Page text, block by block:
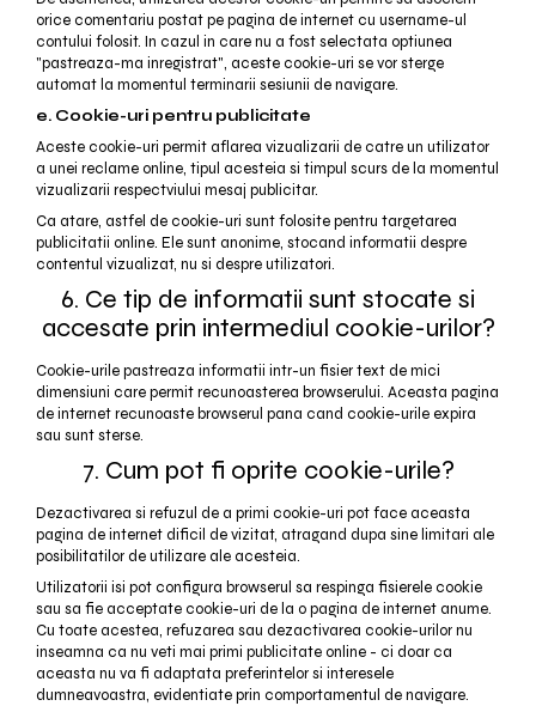
orice comentariu postat pe pagina de internet cu username-ul
contului folosit. In cazul in care nu a fost selectata optiunea
"pastreaza-ma inregistrat", aceste cookie-uri se vor sterge
automat la momentul terminarii sesiunii de navigare.
e. Cookie-uri pentru publicitate
Aceste cookie-uri permit aflarea vizualizarii de catre un utilizator
a unei reclame online, tipul acesteia si timpul scurs de la momentul
vizualizarii respectviului mesaj publicitar.
Ca atare, astfel de cookie-uri sunt folosite pentru targetarea
publicitatii online. Ele sunt anonime, stocand informatii despre
contentul vizualizat, nu si despre utilizatori.
6. Ce tip de informatii sunt stocate si
accesate prin intermediul cookie-urilor?
Cookie-urile pastreaza informatii intr-un fisier text de mici
dimensiuni care permit recunoasterea browserului. Aceasta pagina
de internet recunoaste browserul pana cand cookie-urile expira
sau sunt sterse.
7. Cum pot fi oprite cookie-urile?
Dezactivarea si refuzul de a primi cookie-uri pot face aceasta
pagina de internet dificil de vizitat, atragand dupa sine limitari ale
posibilitatilor de utilizare ale acesteia.
Utilizatorii isi pot configura browserul sa respinga fisierele cookie
sau sa fie acceptate cookie-uri de la o pagina de internet anume.
Cu toate acestea, refuzarea sau dezactivarea cookie-urilor nu
inseamna ca nu veti mai primi publicitate online - ci doar ca
aceasta nu va fi adaptata preferintelor si interesele
dumneavoastra, evidentiate prin comportamentul de navigare.